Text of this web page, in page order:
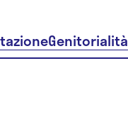
Genitorialità